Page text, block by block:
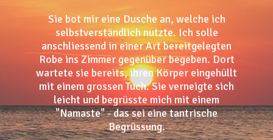
Sie bot mir eine Dusche an, welche ich
selbstverständlich nutzte. Ich solle
anschliessend in einer Art bereitgelegten
Robe ins Zimmer gegenüber begeben. Dort
wartete sie bereits, ihren Körper eingehüllt
mit einem grossen Tuch. Sie verneigte sich
leicht und begrüsste mich mit einem
"Namaste" - das sei eine tantrische
Begrüssung.